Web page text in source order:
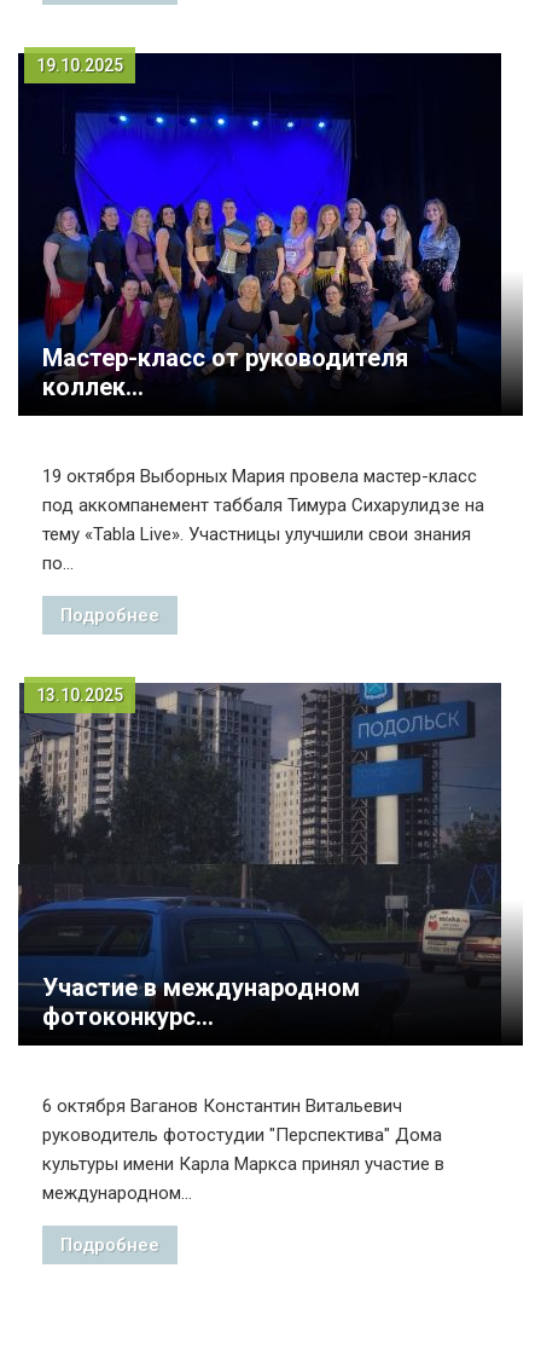
19.10.2025
Мастер-класс от руководителя
коллек...
19 октября Выборных Мария провела мастер-класс
под аккомпанемент таббаля Тимура Сихарулидзе на
тему «Tabla Live». Участницы улучшили свои знания
по...
Подробнее
13.10.2025
Участие в международном
фотоконкурс...
6 октября Ваганов Константин Витальевич
руководитель фотостудии "Перспектива" Дома
культуры имени Карла Маркса принял участие в
международном...
Подробнее